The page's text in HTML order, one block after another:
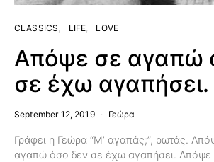
CLASSICS LIFE LOVE
Απόψε σε αγαπώ
σε έχω αγαπήσει.
September 12, 2019 Γεώρα
Γράφει η Γεώρα “Μ’ αγαπάς;”, ρωτάς.
αγαπώ όσο δεν σε έχω αγαπήσει.